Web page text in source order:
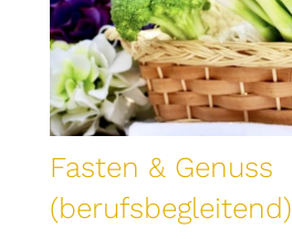
Fasten & Genuss
(berufsbegleitend)